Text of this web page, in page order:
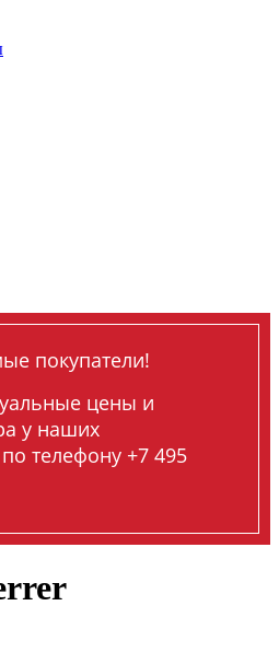
покупатели!
цены и
у наших
телефону +7 495